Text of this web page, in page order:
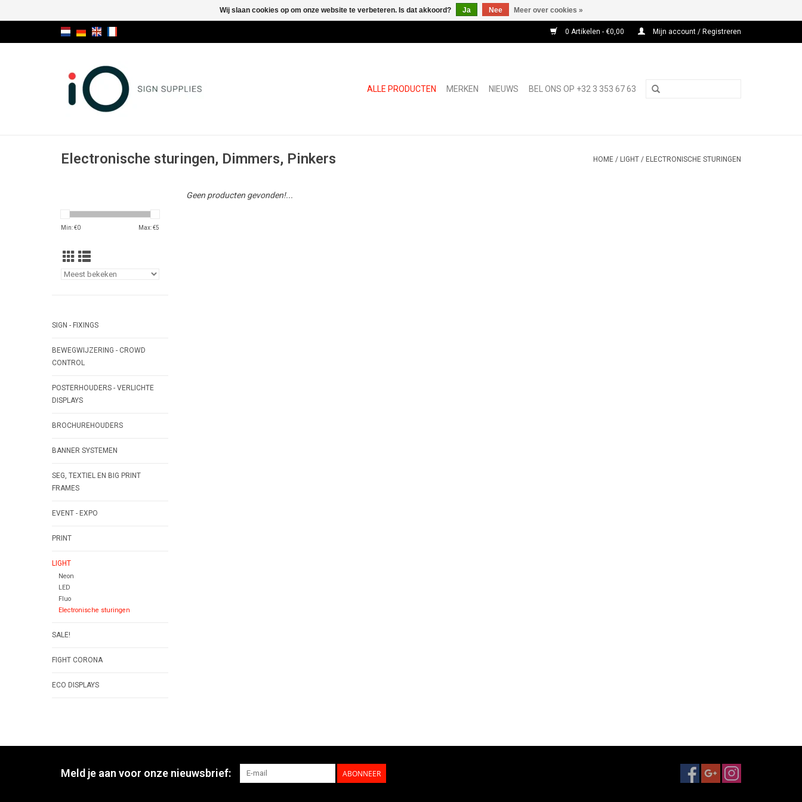
0 Artikelen - €0,00 Mijn account / Registreren
ALLE PRODUCTEN MERKEN NIEUWS BEL ONS OP +32 3 353 67 63
Electronische sturingen, Dimmers, Pinkers HOME / LIGHT / ELECTRONISCHE STURINGEN
Min: €0 Max: €5
SIGN - FIXINGS
BEWEGWIJZERING - CROWD
CONTROL
POSTERHOUDERS - VERLICHTE
DISPLAYS
BROCHUREHOUDERS
BANNER SYSTEMEN
SEG, TEXTIEL EN BIG PRINT
FRAMES
EVENT - EXPO
PRINT
LIGHT
Neon
LED
Fluo
Electronische sturingen
SALE!
FIGHT CORONA
ECO DISPLAYS
Geen producten gevonden!...
Meld je aan voor onze nieuwsbrief: ABONNEER
Wij slaan cookies op om onze website te verbeteren. Is dat akkoord? Ja Nee Meer over cookies »